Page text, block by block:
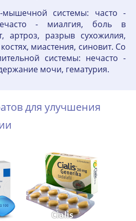
мышечной системы: часто -
- миалгия, боль в
артроз, разрыв сухожилия,
миастения, синовит. Со
системы: нечасто -
мочи, гематурия.
для улучшения
Cialis